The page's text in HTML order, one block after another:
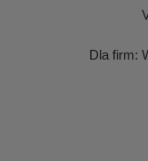
Dla firm: